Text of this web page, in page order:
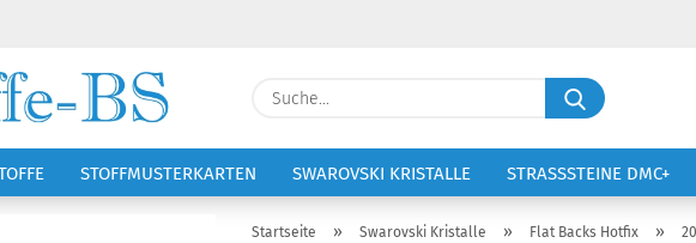
Lieferland Suche...
STOFFMUSTERKARTEN SWAROVSKI KRISTALLE STRASSSTEINE DMC+
VOLTIGIERANZÜGE STICKEREI
Startseite » Swarovski Kristalle » Flat Backs Hotfix »